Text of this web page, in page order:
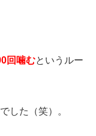
回噛むというルー
した（笑）。